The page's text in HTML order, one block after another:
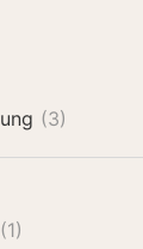
(3)
(1)